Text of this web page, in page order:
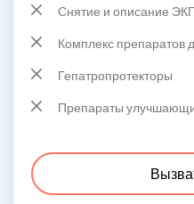
Снятие и описание ЭКГ
Комплекс препаратов
Гепатропротекторы
Препараты